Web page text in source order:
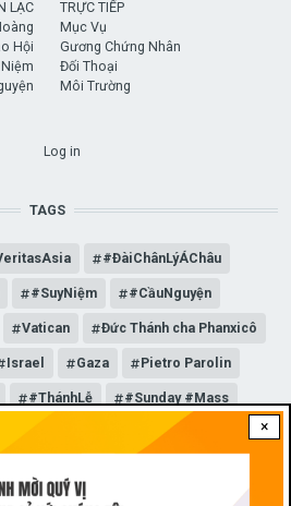
×
LẠC
Hội
TRỰC TIẾP
Mục Vụ
Gương Chứng Nhân
Đối Thoại
Môi Trường
Log in
TAGS
#ĐàiChânLýÁChâu
#SuyNiệm #CầuNguyện
Vatican Đức Thánh cha Phanxicô
Israel Gaza Pietro Parolin
#ThánhLễ #Sunday #Mass
Lêô XIV General Audience
WITH US!